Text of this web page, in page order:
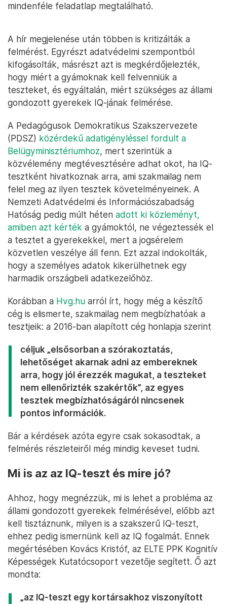
mindenféle feladatlap megtalálható.
A hír megjelenése után többen is kritizálták a
felmérést. Egyrészt adatvédelmi szempontból
kifogásolták, másrészt azt is megkérdőjelezték,
hogy miért a gyámoknak kell felvenniük a
teszteket, és egyáltalán, miért szükséges az állami
gondozott gyerekek IQ-jának felmérése.
A Pedagógusok Demokratikus Szakszervezete
(PDSZ) közérdekű adatigényléssel fordult a
Belügyminisztériumhoz, mert szerintük a
közvélemény megtévesztésére adhat okot, ha IQ-
tesztként hivatkoznak arra, ami szakmailag nem
felel meg az ilyen tesztek követelményeinek. A
Nemzeti Adatvédelmi és Információszabadság
Hatóság pedig múlt héten adott ki közleményt,
amiben azt kérték a gyámoktól, ne végeztessék el
a tesztet a gyerekekkel, mert a jogsérelem
közvetlen veszélye áll fenn. Ezt azzal indokolták,
hogy a személyes adatok kikerülhetnek egy
harmadik országbeli adatkezelőhöz.
Korábban a Hvg.hu arról írt, hogy még a készítő
cég is elismerte, szakmailag nem megbízhatóak a
tesztjeik: a 2016-ban alapított cég honlapja szerint
céljuk „elsősorban a szórakoztatás,
lehetőséget akarnak adni az embereknek
arra, hogy jól érezzék magukat, a teszteket
nem ellenőrizték szakértők”, az egyes
tesztek megbízhatóságáról nincsenek
pontos információk.
Bár a kérdések azóta egyre csak sokasodtak, a
felmérés részleteiről még mindig keveset tudni.
Mi is az az IQ-teszt és mire jó?
Ahhoz, hogy megnézzük, mi is lehet a probléma az
állami gondozott gyerekek felmérésével, előbb azt
kell tisztáznunk, milyen is a szakszerű IQ-teszt,
ehhez pedig ismernünk kell az IQ fogalmát. Ennek
megértésében Kovács Kristóf, az ELTE PPK Kognitív
Képességek Kutatócsoport vezetője segített. Ő azt
mondta:
„az IQ-teszt egy kortársakhoz viszonyított